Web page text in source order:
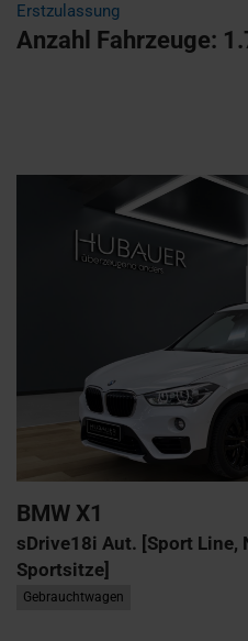
Erstzulassung
Anzahl Fahrzeuge:
BMW X1
sDrive18i Aut. [Sport Line,
Sportsitze]
Gebrauchtwagen